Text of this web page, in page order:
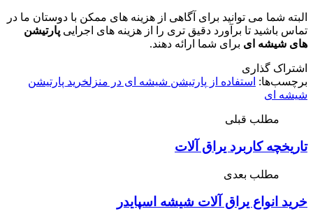
البته شما می توانید برای آگاهی از هزینه های ممکن با دوستان ما در
تماس باشید تا برآورد دقیق تری را از هزینه های اجرایی پارتیشن
های شیشه ای برای شما ارائه دهند.
اشتراک گذاری
برچسب‌ها: استفاده از پارتیشن شیشه ای در منزلخرید پارتیشن
شیشه ای
مطلب قبلی
تاریخچه کاربرد یراق آلات
مطلب بعدی
خرید انواع یراق آلات شیشه اسپایدر